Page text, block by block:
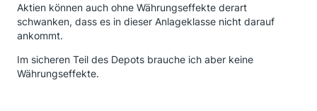
Aktien können auch ohne Währungseffekte derart
schwanken, dass es in dieser Anlageklasse nicht darauf
ankommt.
Im sicheren Teil des Depots brauche ich aber keine
Währungseffekte.